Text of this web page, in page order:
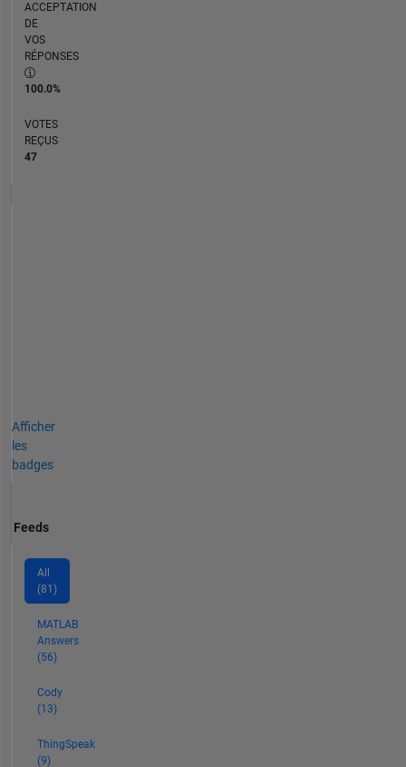
ACCEPTATION
DE
VOS
RÉPONSES
100.0%
VOTES
REÇUS
47
Afficher
les
badges
Feeds
All
(81)
MATLAB
Answers
(56)
Cody
(13)
ThingSpeak
(9)